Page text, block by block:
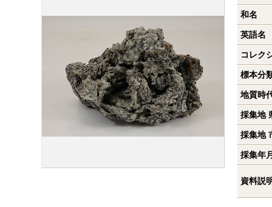
和名
英語名
コレク
標本分
地質時
採集地
採集地
採集年
資料説